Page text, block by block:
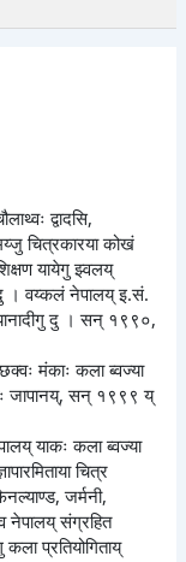
द्वादसि,
चित्रकारया कोखं
यायेगु झ्वलय्
दु । वय्कलं नेपालय् इ.सं.
दु । सन् १९९०,
मंकाः कला ब्वज्या
जापानय्, सन् १९९९ य्
याकः कला ब्वज्या
चित्र
जर्मनी,
व नेपालय् संग्रहित
प्रतियोगिताय्